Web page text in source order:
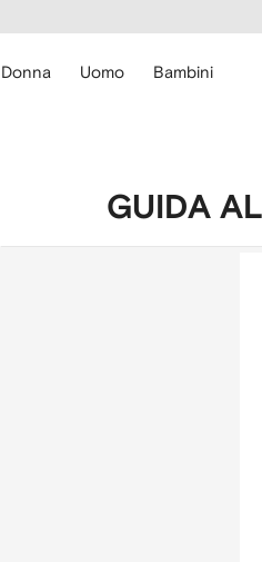
Donna Uomo Bambini
GUIDA